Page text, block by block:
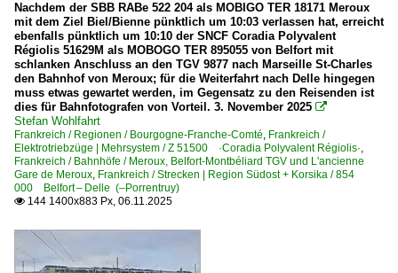
Nachdem der SBB RABe 522 204 als MOBIGO TER 18171 Meroux
mit dem Ziel Biel/Bienne pünktlich um 10:03 verlassen hat, erreicht
ebenfalls pünktlich um 10:10 der SNCF Coradia Polyvalent
Régiolis 51629M als MOBOGO TER 895055 von Belfort mit
schlanken Anschluss an den TGV 9877 nach Marseille St-Charles
den Bahnhof von Meroux; für die Weiterfahrt nach Delle hingegen
muss etwas gewartet werden, im Gegensatz zu den Reisenden ist
dies für Bahnfotografen von Vorteil. 3. November 2025 
Stefan Wohlfahrt
Frankreich / Regionen / Bourgogne-Franche-Comté, Frankreich /
Elektrotriebzüge | Mehrsystem / Z 51500 ·Coradia Polyvalent Régiolis·,
Frankreich / Bahnhöfe / Meroux, Belfort-Montbéliard TGV und L'ancienne
Gare de Meroux, Frankreich / Strecken | Region Südost + Korsika / 854
000 Belfort – Delle (–Porrentruy)
 144 1400x883 Px, 06.11.2025